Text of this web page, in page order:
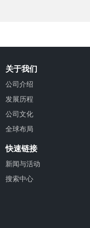
关于我们
公司介绍
发展历程
公司文化
全球布局
快速链接
新闻与活动
搜索中心